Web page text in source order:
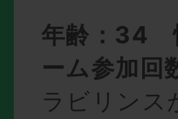
年齢：34
ーム参加回
ラビリンス